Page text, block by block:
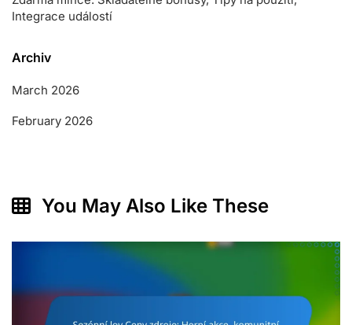
Integrace událostí
Archiv
March 2026
February 2026
You May Also Like These